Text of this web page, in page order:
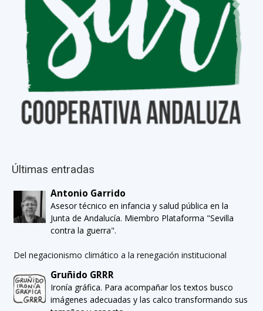
Últimas entradas
Antonio Garrido
Asesor técnico en infancia y salud pública en la
Junta de Andalucía. Miembro Plataforma "Sevilla
contra la guerra".
Del negacionismo climático a la renegación institucional
Gruñido GRRR
Ironía gráfica. Para acompañar los textos busco
imágenes adecuadas y las calco transformando sus